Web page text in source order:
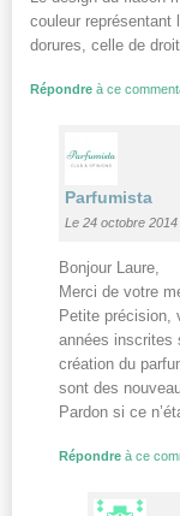
couleur représentant
dorures, celle de
Répondre à ce
Parfumista
Le 24 octobre 2014
Bonjour Laure,
Merci de votre
Petite précision,
années inscrites
création du
sont des
Pardon si ce
Répondre à ce